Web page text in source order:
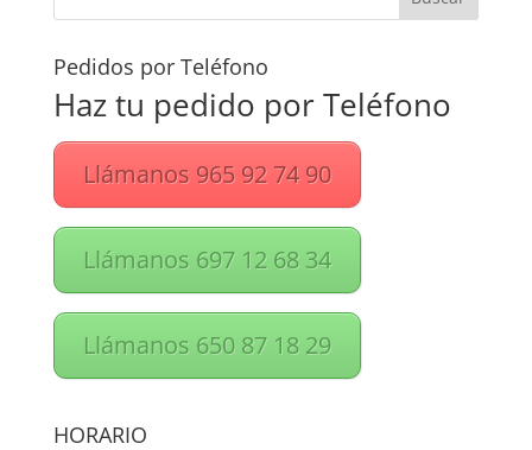
Pedidos por Teléfono
Haz tu pedido por Teléfono
Llámanos 965 92 74 90
Llámanos 697 12 68 34
Llámanos 650 87 18 29
HORARIO